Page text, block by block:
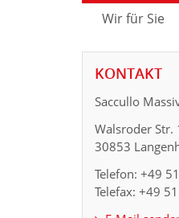
Wir für Sie
KONTAKT
Saccullo
Walsroder Str.
30853
Telefon: +49
Telefax: +49